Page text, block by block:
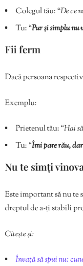
Colegul tău: “De ce
Tu: “Pur și simplu nu
Fii ferm
Dacă persoana
Exemplu:
Prietenul tău: “Hai
Tu: “Îmi pare rău,
Nu te simți
Este important să nu
dreptul de a-ți stabili
Citește și:
Învață să spui nu: